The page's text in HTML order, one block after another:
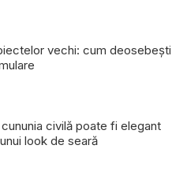
vechi: cum deosebești
civilă poate fi elegant
look de seară